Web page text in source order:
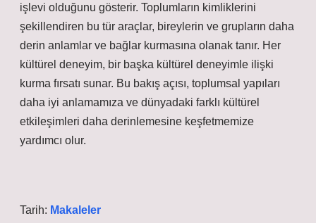
işlevi olduğunu gösterir. Toplumların kimliklerini
şekillendiren bu tür araçlar, bireylerin ve grupların daha
derin anlamlar ve bağlar kurmasına olanak tanır. Her
kültürel deneyim, bir başka kültürel deneyimle ilişki
kurma fırsatı sunar. Bu bakış açısı, toplumsal yapıları
daha iyi anlamamıza ve dünyadaki farklı kültürel
etkileşimleri daha derinlemesine keşfetmemize
yardımcı olur.
Tarih: Makaleler